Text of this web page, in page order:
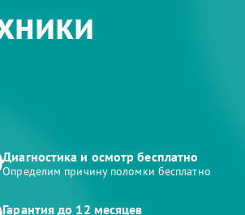
Диагностика и осмотр бесплатно
Определим причину поломки бесплатно
Гарантия до 12 месяцев